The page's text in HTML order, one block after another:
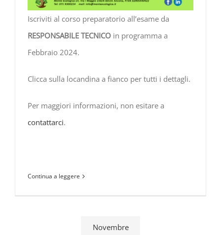
Iscriviti al corso preparatorio all’esame da
RESPONSABILE TECNICO in programma a
Febbraio 2024.
Clicca sulla locandina a fianco per tutti i dettagli.
Per maggiori informazioni, non esitare a
contattarci.
Continua a leggere
Novembre